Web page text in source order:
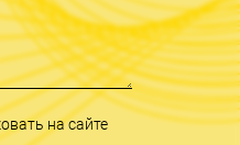
на сайте